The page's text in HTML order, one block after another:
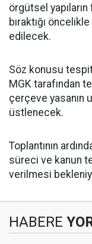
örgütsel
bıraktığı
edilecek.
Söz konusu
MGK tarafından
çerçeve yasanın
üstlenecek.
Toplantının
süreci ve kanun
verilmesi
HABERE